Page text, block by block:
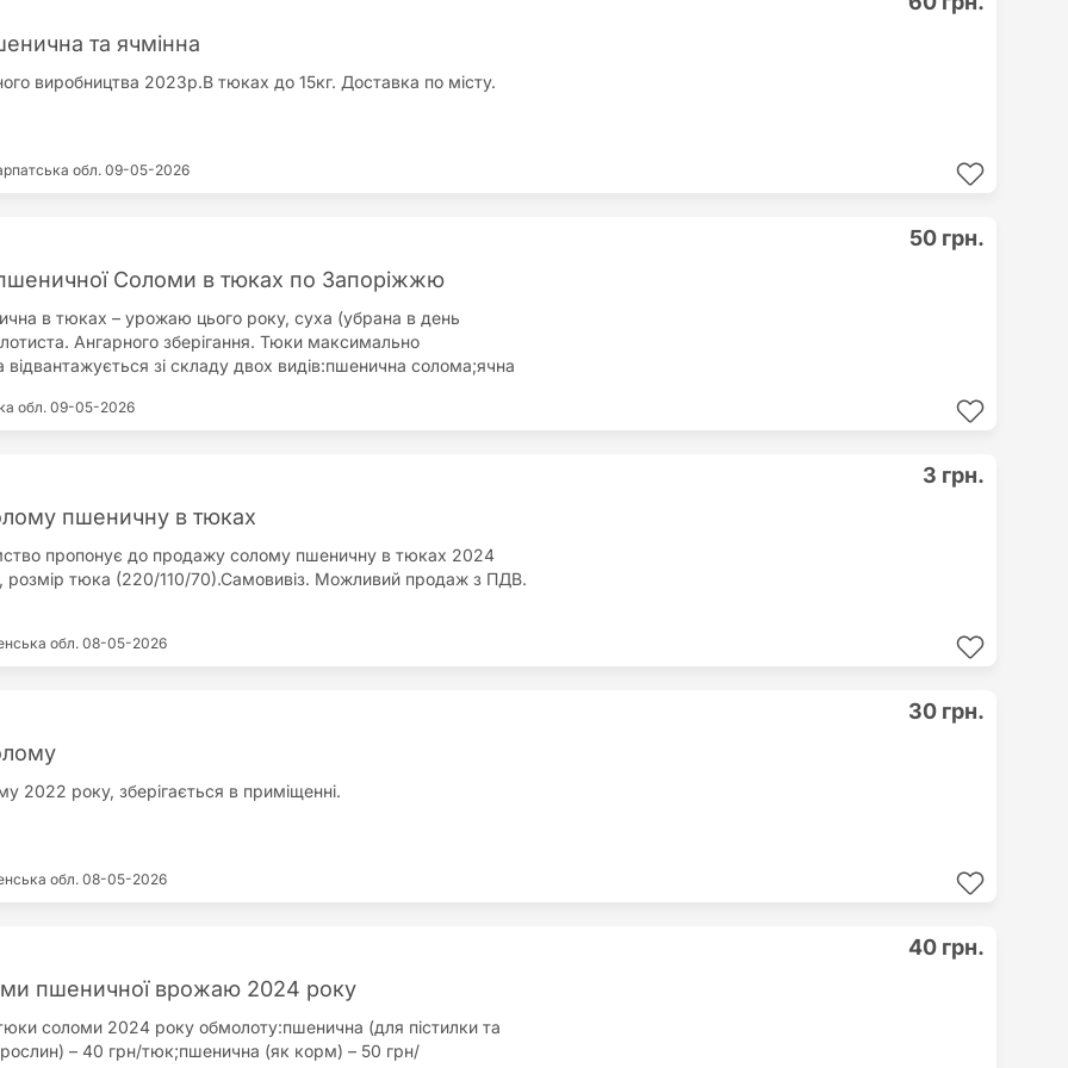
та ячмінна
виробництва 2023р.В тюках до 15кг. Доставка по місту.
обл. 09-05-2026
Соломи в тюках по Запоріжжю
в тюках – урожаю цього року, суха (убрана в день
Ангарного зберігання. Тюки максимально
відвантажується зі складу двох видів:пшенична солома;ячна
застосування як підстилка для тварин. Ячна солома
або винограду. Доставку здійснюємо своїм
можливий самовивіз.
обл.09-05-2026
50 грн.
пшеничну в тюках
пропонує до продажу солому пшеничну в тюках 2024
тюка (220/110/70).Самовивіз. Можливий продаж з ПДВ.
обл. 08-05-2026
3 грн.
2022 року, зберігається в приміщенні.
обл. 08-05-2026
30 грн.
пшеничної врожаю 2024 року
соломи 2024 року обмолоту:пшенична (для пістилки та
– 40 грн/тюк;пшенична (як корм) – 50 грн/
40 грн.